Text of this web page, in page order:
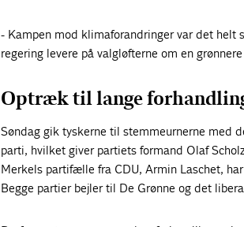
- Kampen mod klimaforandringer var det helt
regering levere på valgløfterne om en
Optræk til lange
Søndag gik tyskerne til stemmeurnerne med
parti, hvilket giver partiets formand Olaf
Merkels partifælle fra CDU, Armin Laschet,
Begge partier bejler til De Grønne og det